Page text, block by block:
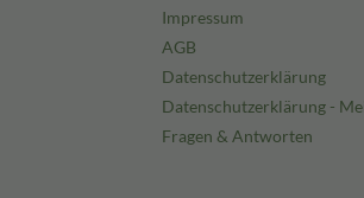
Impressum
AGB
Datenschutzerklärung
Datenschutzerklärung -
Fragen & Antworten